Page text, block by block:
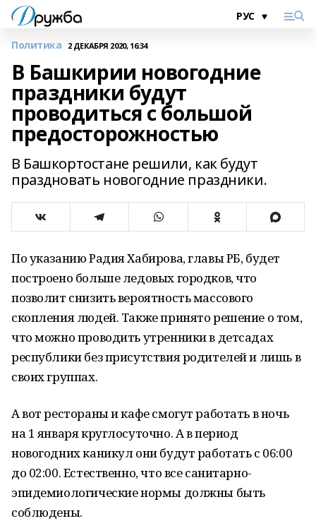
Политика 2 ДЕКАБРЯ 2020, 16:34
В Башкирии новогодние
праздники будут
проводиться с большой
предосторожностью
В Башкортостане решили, как будут
праздновать новогодние праздники.
По указанию Радия Хабирова, главы РБ, будет
построено больше ледовых городков, что
позволит снизить вероятность массового
скопления людей. Также принято решение о том,
что можно проводить утренники в детсадах
республики без присутствия родителей и лишь в
своих группах.
А вот рестораны и кафе смогут работать в ночь
на 1 января круглосуточно. А в период
новогодних каникул они будут работать с 06:00
до 02:00. Естественно, что все санитарно-
эпидемиологические нормы должны быть
соблюдены.